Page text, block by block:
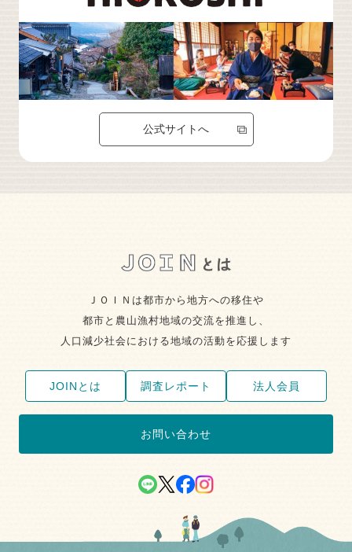
公式サイトへ
ＪＯＩＮは都市から地方への移住や
都市と農山漁村地域の交流を推進し、
人口減少社会における地域の活動を応援します
JOINとは 調査レポート 法人会員
お問い合わせ